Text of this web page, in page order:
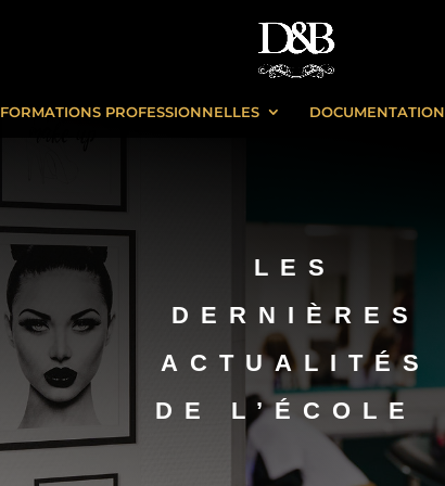
FORMATIONS PROFESSIONNELLES DOCUMENTATION
LES
DERNIÈRES
ACTUALITÉS
DE L’ÉCOLE